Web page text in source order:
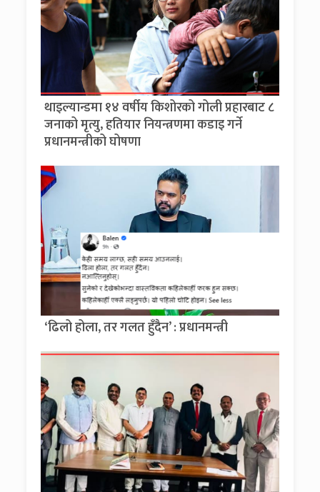
थाइल्यान्डमा १४ वर्षीय किशोरको गोली प्रहारबाट ८
जनाको मृत्यु, हतियार नियन्त्रणमा कडाइ गर्ने
प्रधानमन्त्रीको घोषणा
‘ढिलो होला, तर गलत हुँदैन’ : प्रधानमन्त्री